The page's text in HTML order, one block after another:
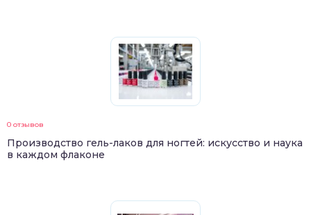
0 отзывов
Производство гель-лаков для ногтей: искусство и наука
в каждом флаконе